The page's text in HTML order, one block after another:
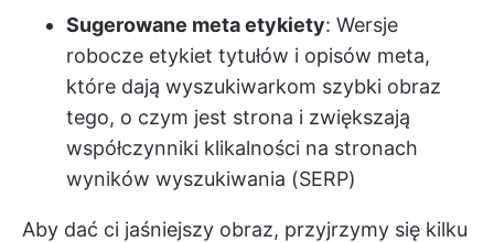
Sugerowane meta etykiety: Wersje
robocze etykiet tytułów i opisów meta,
które dają wyszukiwarkom szybki obraz
tego, o czym jest strona i zwiększają
współczynniki klikalności na stronach
wyników wyszukiwania (SERP)
Aby dać ci jaśniejszy obraz, przyjrzymy się kilku